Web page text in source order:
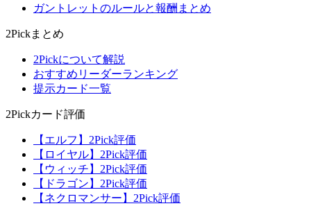
ガントレットのルールと報酬まとめ
2Pickまとめ
2Pickについて解説
おすすめリーダーランキング
提示カード一覧
2Pickカード評価
【エルフ】2Pick評価
【ロイヤル】2Pick評価
【ウィッチ】2Pick評価
【ドラゴン】2Pick評価
【ネクロマンサー】2Pick評価